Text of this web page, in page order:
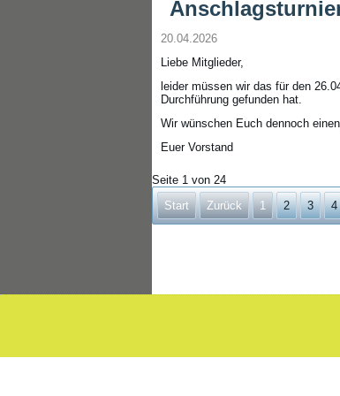
20.04.2026
Liebe Mitglieder,
leider müssen wir das für den
Durchführung gefunden hat.
Wir wünschen Euch dennoch
Euer Vorstand
Seite 1 von 24
Start
Zurück 1 2 3 4